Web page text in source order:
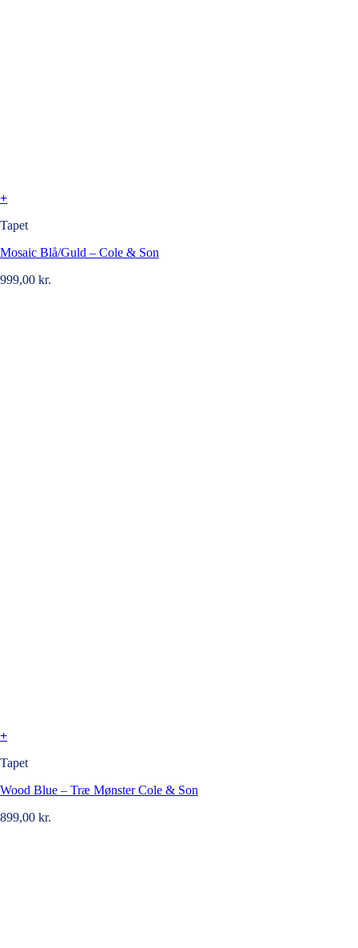
+
Tapet
Mosaic Blå/Guld – Cole & Son
999,00 kr.
+
Tapet
Wood Blue – Træ Mønster Cole & Son
899,00 kr.